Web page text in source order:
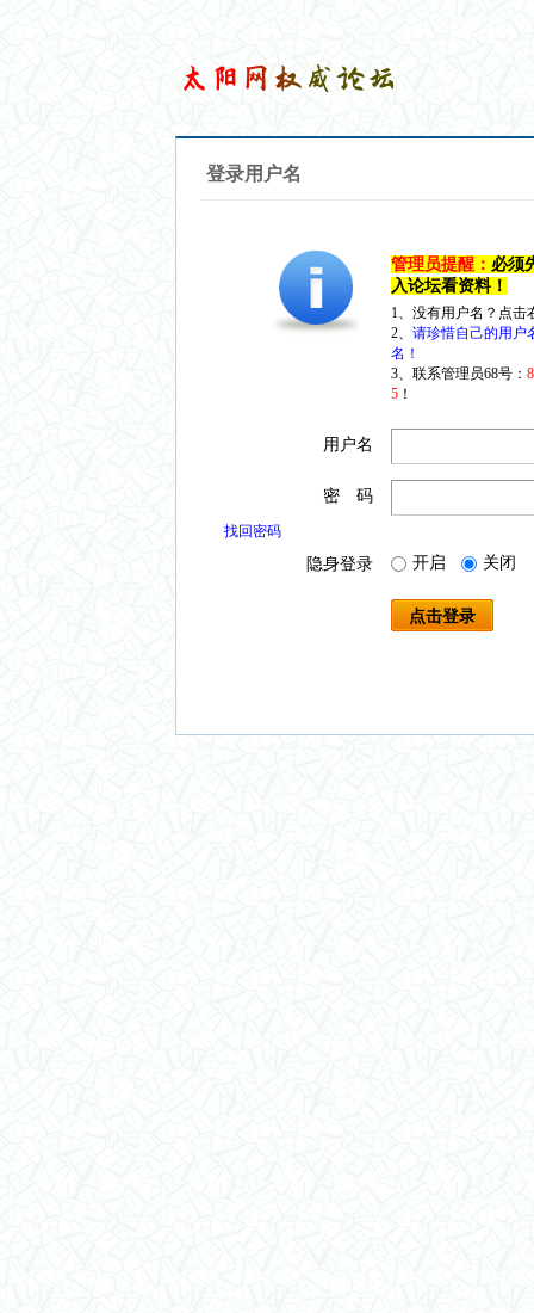
登录用户名
管理员提醒： 必须
入论坛看资料！
1、没有用户名？点
2、 请珍惜自己的用户
名！
3、联系管理员68号：
5 ！
用户名
密 码
找回密码
隐身登录 开启 关闭
点击登录